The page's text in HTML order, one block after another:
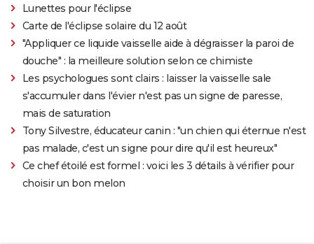
Lunettes pour l'éclipse
Carte de l'éclipse solaire du 12 août
"Appliquer ce liquide vaisselle aide à dégraisser la paroi de
douche" : la meilleure solution selon ce chimiste
Les psychologues sont clairs : laisser la vaisselle sale
s'accumuler dans l'évier n'est pas un signe de paresse,
mais de saturation
Tony Silvestre, éducateur canin : "un chien qui éternue n'est
pas malade, c'est un signe pour dire qu'il est heureux"
Ce chef étoilé est formel : voici les 3 détails à vérifier pour
choisir un bon melon